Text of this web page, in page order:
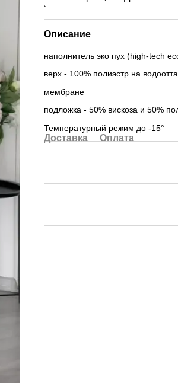
Описание
наполнитель эко пух (high-tech
верх - 100% полиэстр на
мембране
подложка - 50% вискоза и 50%
Температурный режим до -15°
Доставка Оплата